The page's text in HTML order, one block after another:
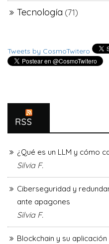
Tecnología (71)
Tweets by CosmoTwitero
RSS
¿Qué es un LLM y cómo
Silvia F.
Ciberseguridad y
ante apagones
Silvia F.
Blockchain y su